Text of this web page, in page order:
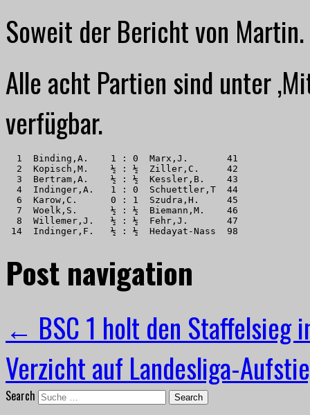
Soweit der Bericht von Martin.
Alle acht Partien sind unter
verfügbar.
  1  Binding,A.    1 : 0  Marx,J.       41
  2  Kopisch,M.    ½ : ½  Ziller,C.     42
  3  Bertram,A.    ½ : ½  Kessler,B.    43
  4  Indinger,A.   1 : 0  Schuettler,T  44
  6  Karow,C.      0 : 1  Szudra,H.     45
  7  Woelk,S.      ½ : ½  Biemann,M.    46
  8  Willemer,J.   ½ : ½  Fehr,J.       47
14  Indinger,F.   ½ : ½  Hedayat-Nass  98
Post navigation
← BSC 1 holt den Staffelsieg
Verzicht auf Landesliga-
Search